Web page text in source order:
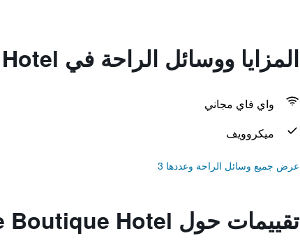
المزايا ووسائل الراحة في Casa Sucre Boutique Hotel
واي فاي مجاني
ميكروويف
عرض جميع وسائل الراحة وعددها 3
تقييمات حول Casa Sucre Boutique Hotel